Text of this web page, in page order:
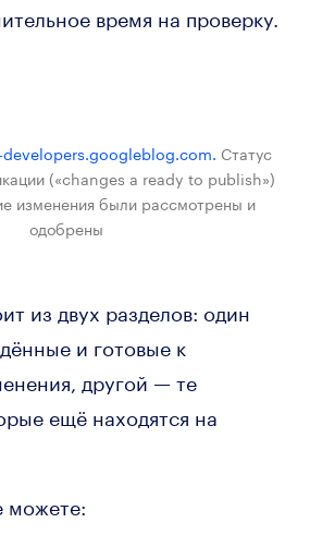
время на проверку.
Cтатус
(«changes a ready to publish»)
изменения были рассмотрены и
одобрены
из двух разделов: один
и готовые к
другой — те
ещё находятся на
можете: